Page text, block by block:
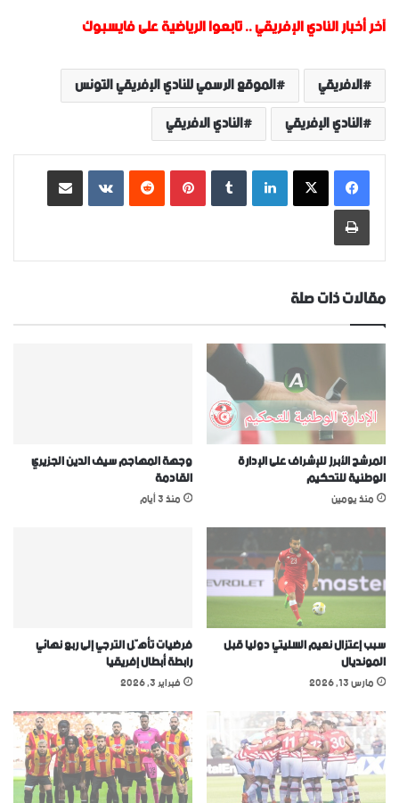
آخر أخبار النادي الإفريقي..تابعوا الرياضية على فايسبوك
الافريقي
الموقع الرسمي للنادي الإفريقي التونس
النادي الإفريقي
النادي الافريقي
لينكدإن بينتيريست ‏VKontakte
طباعة
مقالات ذات صلة
المرشح الأبرز للإشراف على الإدارة
الوطنية للتحكيم
منذ يومين
وجهة المهاجم سيف الدين الجزيري
القادمة
منذ 3 أيام
سبب إعتزال نعيم السليتي دوليا قبل
المونديال
مارس 13, 2026
فرضيات تأهّل الترجي إلى ربع نهائي
رابطة أبطال إفريقيا
فبراير 3, 2026